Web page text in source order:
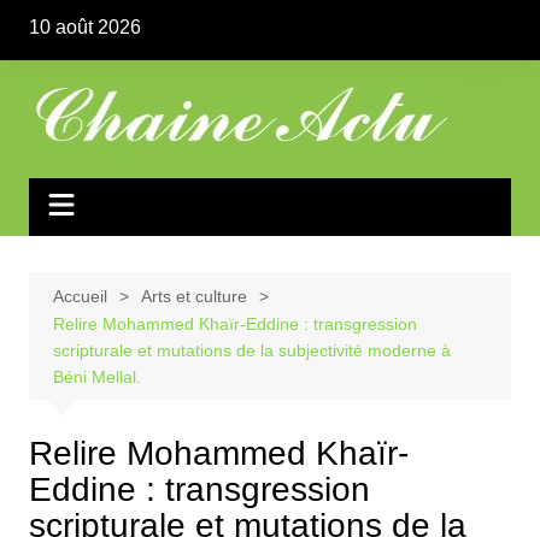
contenu
10 août 2026
Accueil
Arts et culture
Relire Mohammed Khaïr-Eddine : transgression
scripturale et mutations de la subjectivité moderne à
Béni Mellal.
Relire Mohammed Khaïr-
Eddine : transgression
scripturale et mutations de la